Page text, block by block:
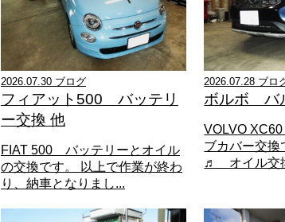
2026.07.30 ブログ
フィアット500 バッテリ
ー交換 他
FIAT 500 バッテリーとオイル
の交換です。 以上で作業が終わ
り、納車となりまし...
2026.07.28 ブロ
ボルボ バ
VOLVO
ブカバー交換
♬ オイル交